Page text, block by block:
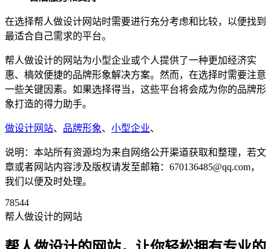
在选择帮人做设计网站时需要进行充分考虑和比较，以便找到
最适合自己需求的平台。
帮人做设计的网站为小型企业或个人提供了一种更加经济实
惠、槁效便捷的品牌形象解决方案。然而，在选择时需要注意
一些关键因素。如果选择得当，这些平台将会成为你的品牌形
象打造的得力助手。
做设计网站、 品牌形象、 小型企业、
说明：本站所有资源均为来自网络公开渠道获取和整理，若文
章或者网站内容涉及版权请发至邮箱：670136485@qq.com，
我们以便及时处理。
78544
帮人做设计的网站